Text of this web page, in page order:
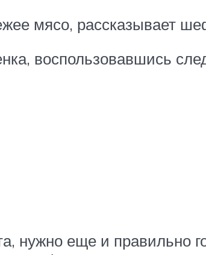
мясо, рассказывает
воспользовавшись
нужно еще и правильно